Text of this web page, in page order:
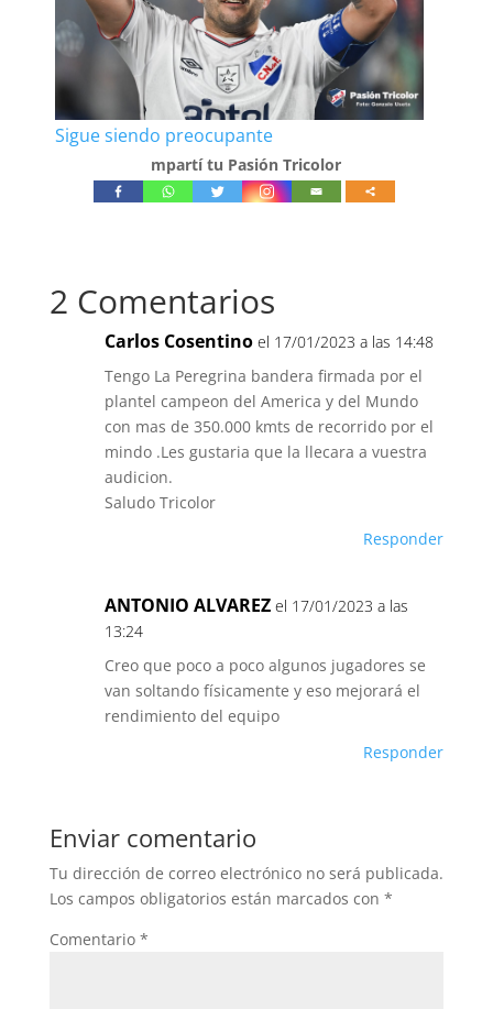
Sigue siendo preocupante
mpartí tu Pasión Tricolor
2 Comentarios
Carlos Cosentino el 17/01/2023 a las 14:48
Tengo La Peregrina bandera firmada por el
plantel campeon del America y del Mundo
con mas de 350.000 kmts de recorrido por el
mindo .Les gustaria que la llecara a vuestra
audicion.
Saludo Tricolor
Responder
ANTONIO ALVAREZ el 17/01/2023 a las
13:24
Creo que poco a poco algunos jugadores se
van soltando físicamente y eso mejorará el
rendimiento del equipo
Responder
Enviar comentario
Tu dirección de correo electrónico no será publicada.
Los campos obligatorios están marcados con *
Comentario *